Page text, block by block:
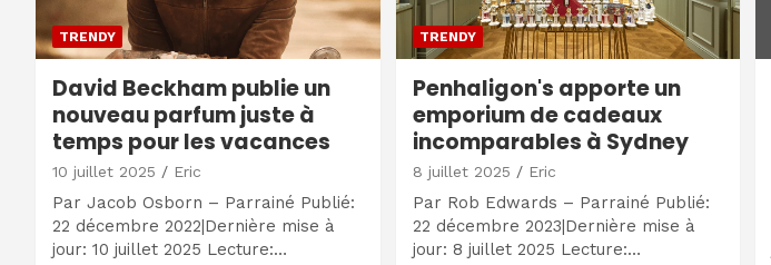
TRENDY
David Beckham publie un
nouveau parfum juste à
temps pour les vacances
10 juillet 2025 Eric
Par Jacob Osborn – Parrainé Publié:
22 décembre 2022|Dernière mise à
jour: 10 juillet 2025 Lecture:…
TRENDY
Penhaligon's apporte un
emporium de cadeaux
incomparables à Sydney
8 juillet 2025 Eric
Par Rob Edwards – Parrainé Publié:
22 décembre 2023|Dernière mise à
jour: 8 juillet 2025 Lecture:…